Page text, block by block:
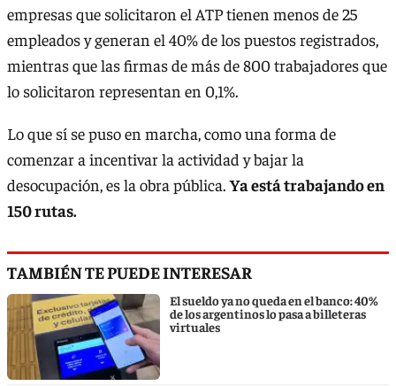
empresas que solicitaron el ATP tienen menos de 25
empleados y generan el 40% de los puestos registrados,
mientras que las firmas de más de 800 trabajadores que
lo solicitaron representan en 0,1%.
Lo que sí se puso en marcha, como una forma de
comenzar a incentivar la actividad y bajar la
desocupación, es la obra pública.Ya está trabajando en
150 rutas.
TAMBIÉN TE PUEDE INTERESAR
El sueldo ya no queda en el banco: 40%
de los argentinos lo pasa a billeteras
virtuales